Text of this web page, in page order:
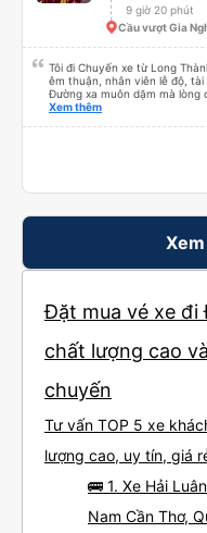
9 giờ 20 phút
Cầu vượt Gia
Tôi đi Chuyến xe từ Long
êm thuận, nhân viên lễ độ, tài xế vững tay quả thật
Đường xa muôn dặm mà
nghiêm cẩn, hiếm thấy giữa
Xem thêm
Đặt mua vé xe đi
chất lượng cao
chuyến
Tư vấn TOP 5 xe
lượng cao, uy tín, giá
🚌 1. Xe Hải
Nam Cần Thơ,